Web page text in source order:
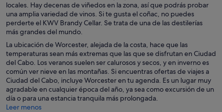
locales. Hay decenas de viñedos en la zona, así que podrás probar
una amplia variedad de vinos. Si te gusta el coñac, no puedes
perderte el KWV Brandy Cellar. Se trata de una de las destilerías
más grandes del mundo.
La ubicación de Worcester, alejada de la costa, hace que las
temperaturas sean más extremas que las que se disfrutan en Ciudad
del Cabo. Los veranos suelen ser calurosos y secos, y en inverno es
común ver nieve en las montañas. Si encuentras ofertas de viajes a
Ciudad del Cabo, incluye Worcester en tu agenda. Es un lugar muy
agradable en cualquier época del año, ya sea como excursión de un
día o para una estancia tranquila más prolongada.
Leer menos